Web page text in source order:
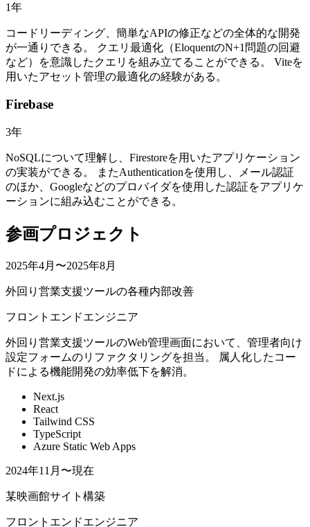
1年
コードリーディング、簡単なAPIの修正などの全体的な開発
が一通りできる。 クエリ最適化（EloquentのN+1問題の回避
など）を意識したクエリを組み立てることができる。 Viteを
用いたアセット管理の最適化の経験がある。
Firebase
3年
NoSQLについて理解し、Firestoreを用いたアプリケーション
の実装ができる。 またAuthenticationを使用し、メール認証
のほか、Googleなどのプロバイダを使用した認証をアプリケ
ーションに組み込むことができる。
参画プロジェクト
2025年4月〜2025年8月
外回り営業支援ツールの各種内部改善
フロントエンドエンジニア
外回り営業支援ツールのWeb管理画面において、管理者向け
設定フォームのリファクタリングを担当。 属人化したコー
ドによる機能開発の効率低下を解消。
Next.js
React
Tailwind CSS
TypeScript
Azure Static Web Apps
2024年11月〜現在
某映画館サイト構築
フロントエンドエンジニア